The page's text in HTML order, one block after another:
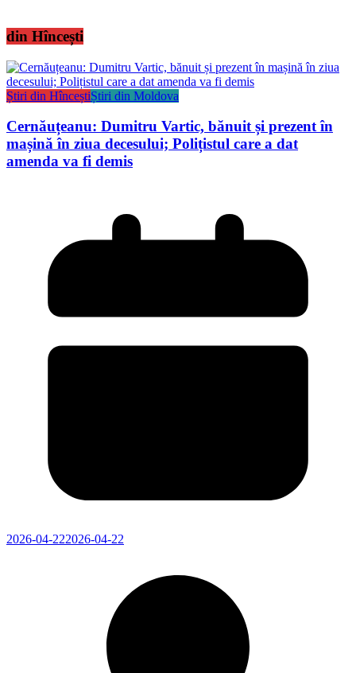
din Hîncești
Știri din HînceștiȘtiri din Moldova
Cernăuțeanu: Dumitru Vartic, bănuit și prezent în
mașină în ziua decesului; Polițistul care a dat
amenda va fi demis
2026-04-222026-04-22